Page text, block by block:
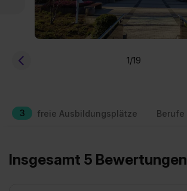
1/19
3 freie Ausbildungsplätze Berufe
Insgesamt 5 Bewertungen